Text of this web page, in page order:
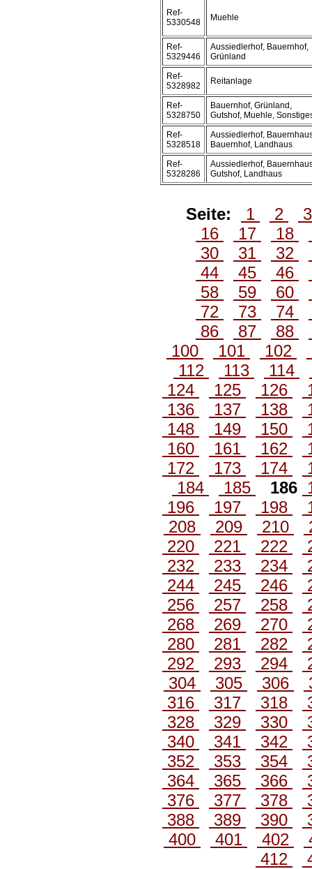
Ref-
5330548
Muehle
Ref-
5329446
Aussiedlerhof, Bauernhof,
Grünland
Ref-
5328982
Reitanlage
Ref-
5328750
Bauernhof, Grünland,
Gutshof, Muehle,
Ref-
5328518
Aussiedlerhof,
Bauernhof, Landhaus
Ref-
5328286
Aussiedlerhof,
Gutshof, Landhaus
Seite: 1 2
16
17 18
30
31 32
44
45 46
58
59 60
72
73 74
86
87 88
100
101 102
112
113 114
124
125 126
136
137 138
148
149 150
160
161 162
172
173 174
184
185 186
196
197 198
208
209 210
220
221 222
232
233 234
244
245 246
256
257 258
268
269 270
280
281 282
292
293 294
304
305 306
316
317 318
328
329 330
340
341 342
352
353 354
364
365 366
376
377 378
388
389 390
400
401 402
412